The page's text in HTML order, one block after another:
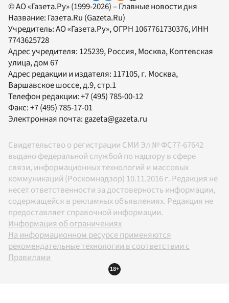
© АО «Газета.Ру» (1999-2026) – Главные новости дня
Название: Газета.Ru (Gazeta.Ru)
Учредитель:АО «Газета.Ру», ОГРН 1067761730376, ИНН
7743625728
Адрес учредителя: 125239, Россия, Москва, Коптевская
улица, дом 67
Адрес редакции и издателя: 117105, г. Москва,
Варшавское шоссе, д.9, стр.1
Телефон редакции:+7 (495) 785-00-12
Факс:+7 (495) 785-17-01
Электронная почта:gazeta@gazeta.ru
Свидетельство о регистрации СМИ Эл № ФС77-67642
выдано федеральной службой по надзору в сфере
связи, информационных технологий и массовых
коммуникаций (Роскомнадзор) 10.11.2016 г. Редакция не
несет ответственности за достоверность информации,
содержащейся в рекламных объявлениях. Редакция не
предоставляет справочной информации.
Информация об ограничениях
На информационном ресурсе применяются
рекомендательные технологии в соответствии с
Правилами
18+